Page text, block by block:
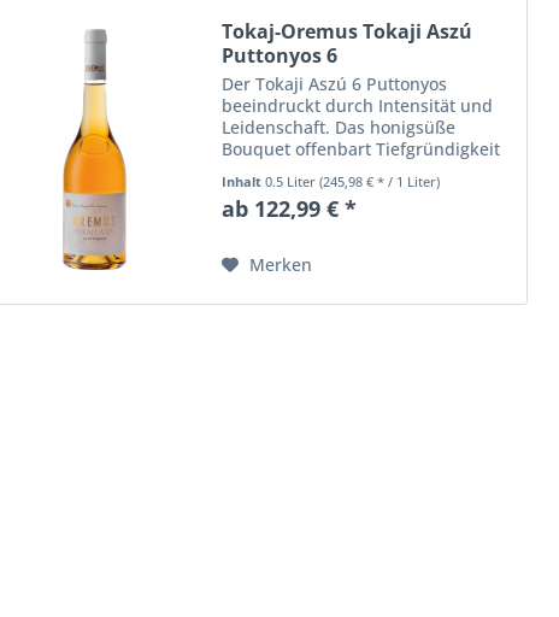
Tokaj-Oremus Tokaji Aszú
Puttonyos 6
Der Tokaji Aszú 6 Puttonyos
beeindruckt durch Intensität und
Leidenschaft. Das honigsüße
Bouquet offenbart Tiefgründigkeit
und Introvertiertheit. Die Aromen
spiegeln eine gelebte Erfahrung
wider und sind harmonisch in einer
Inhalt 0.5 Liter (245,98 € * / 1 Liter)
ab 122,99 € *
Merken